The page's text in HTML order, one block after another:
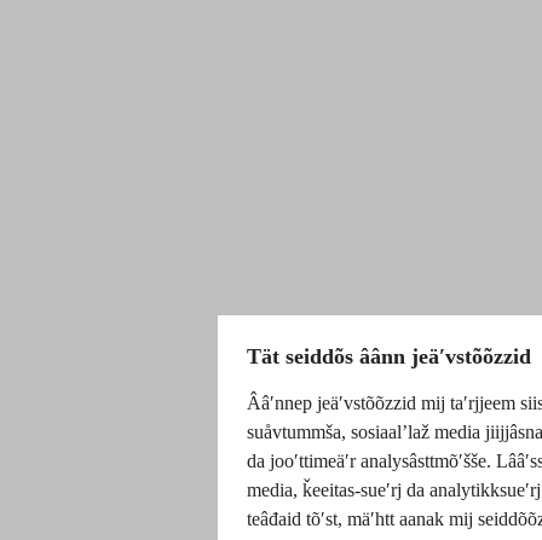
Tät seiddõs âânn jeäʹvstõõzzid
Ââʹnnep jeäʹvstõõzzid mij taʹrjjeem
suåvtummša, sosiaalʼlaž media
da jooʹttimeäʹr analysâsttmõʹšše.
media, ǩeeitas-sueʹrj da
teâđaid tõʹst, mäʹhtt aanak mij